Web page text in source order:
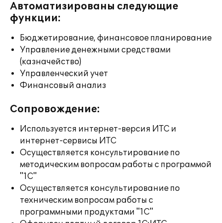
Автоматизированы следующие
функции:
Бюджетирование, финансовое планирование
Управление денежными средствами
(казначейство)
Управленческий учет
Финансовый анализ
Сопровождение:
Используется интернет-версия ИТС и
интернет-сервисы ИТС
Осуществляется консультирование по
методическим вопросам работы с программой
"1С"
Осуществляется консультирование по
техническим вопросам работы с
программными продуктами "1С"